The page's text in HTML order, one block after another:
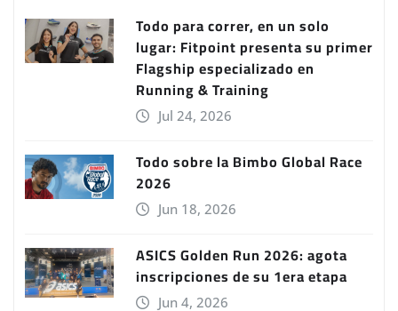
Todo para correr, en un solo
lugar: Fitpoint presenta su primer
Flagship especializado en
Running & Training
Jul 24, 2026
Todo sobre la Bimbo Global Race
2026
Jun 18, 2026
ASICS Golden Run 2026: agota
inscripciones de su 1era etapa
Jun 4, 2026